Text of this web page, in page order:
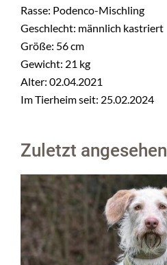
Rasse: Podenco-Mischling
Geschlecht: männlich kastriert
Größe: 56 cm
Gewicht: 21 kg
Alter: 02.04.2021
Im Tierheim seit: 25.02.2024
Zuletzt angesehen